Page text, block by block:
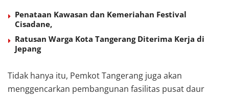
Penataan Kawasan dan Kemeriahan Festival
Cisadane,
Ratusan Warga Kota Tangerang Diterima Kerja di
Jepang
Tidak hanya itu, Pemkot Tangerang juga akan
menggencarkan pembangunan fasilitas pusat daur